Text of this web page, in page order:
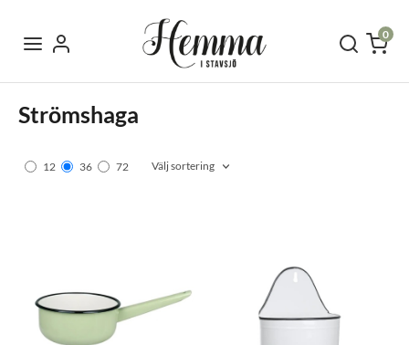
0
Strömshaga
12 36 72 Välj sortering